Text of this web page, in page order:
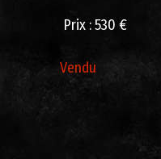
Prix ​​: 530 €